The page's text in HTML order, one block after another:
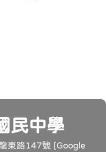
民中學
東路147號 [Google